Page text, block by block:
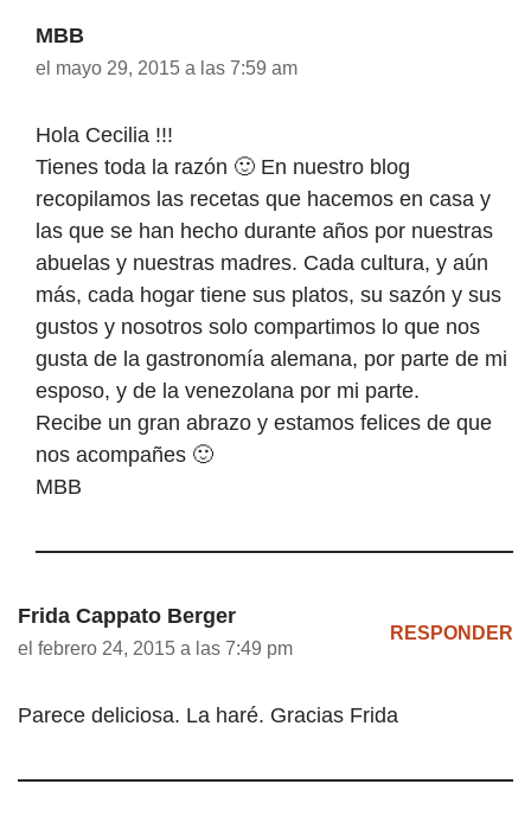
MBB
el mayo 29, 2015 a las 7:59 am
Hola Cecilia !!!
Tienes toda la razón 🙂 En nuestro blog
recopilamos las recetas que hacemos en casa y
las que se han hecho durante años por nuestras
abuelas y nuestras madres. Cada cultura, y aún
más, cada hogar tiene sus platos, su sazón y sus
gustos y nosotros solo compartimos lo que nos
gusta de la gastronomía alemana, por parte de mi
esposo, y de la venezolana por mi parte.
Recibe un gran abrazo y estamos felices de que
nos acompañes 🙂
MBB
Frida Cappato Berger
el febrero 24, 2015 a las 7:49 pm
RESPONDER
Parece deliciosa. La haré. Gracias Frida